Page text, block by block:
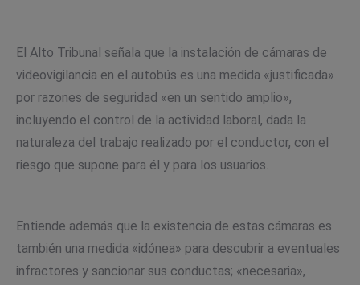
El Alto Tribunal señala que la instalación de cámaras de
videovigilancia en el autobús es una medida «justificada»
por razones de seguridad «en un sentido amplio»,
incluyendo el control de la actividad laboral, dada la
naturaleza del trabajo realizado por el conductor, con el
riesgo que supone para él y para los usuarios.
Entiende además que la existencia de estas cámaras es
también una medida «idónea» para descubrir a eventuales
infractores y sancionar sus conductas; «necesaria»,